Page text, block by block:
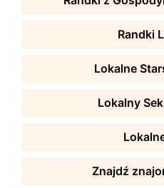
Randki
Lokalne
Lokalny
Znajdź